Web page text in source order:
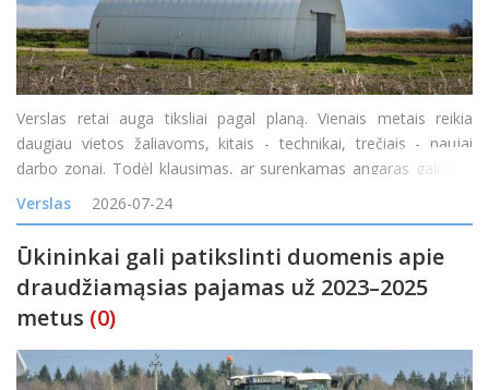
Verslas retai auga tiksliai pagal planą. Vienais metais reikia
daugiau vietos žaliavoms, kitais - technikai, trečiais - naujai
darbo zonai. Todėl klausimas, ar surenkamas angaras gali būti
padidintas, yra labai praktiškas. Atsakymas dažniausiai priklauso
Verslas 2026-07-24
Ūkininkai gali patikslinti duomenis apie
draudžiamąsias pajamas už 2023–2025
metus (0)